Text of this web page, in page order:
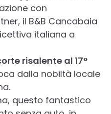
con
il B&B Cancabaia
italiana a
risalente al 17°
dalla nobiltà locale
questo fantastico